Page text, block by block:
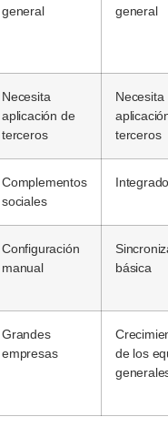
general
general
Necesita
aplicación de
terceros
Necesita
terceros
Complementos
sociales
Configuración
manual
básica
Grandes
empresas
de los